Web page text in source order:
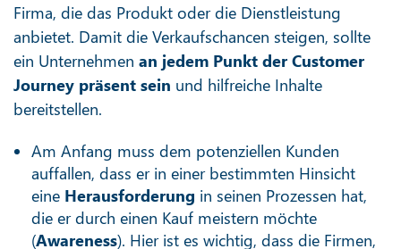
Firma, die das Produkt oder die Dienstleistung
anbietet. Damit die Verkaufschancen steigen, sollte
ein Unternehmen an jedem Punkt der Customer
Journey präsent sein und hilfreiche Inhalte
bereitstellen.
Am Anfang muss dem potenziellen Kunden
auffallen, dass er in einer bestimmten Hinsicht
eine Herausforderung in seinen Prozessen hat,
die er durch einen Kauf meistern möchte
(Awareness). Hier ist es wichtig, dass die Firmen,